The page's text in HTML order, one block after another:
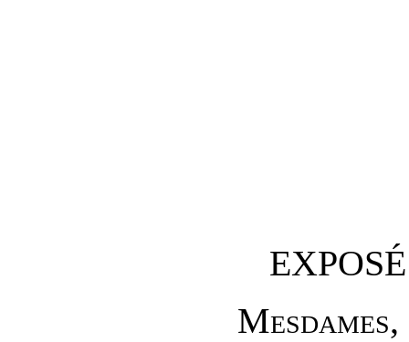
Mesdames